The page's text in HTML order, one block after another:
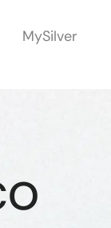
MySilver